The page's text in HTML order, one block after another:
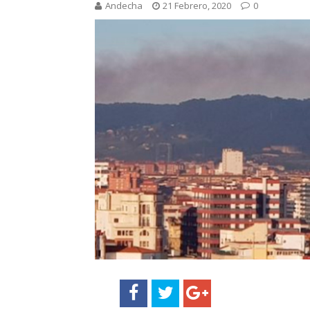
Andecha 21 Febrero, 2020 0